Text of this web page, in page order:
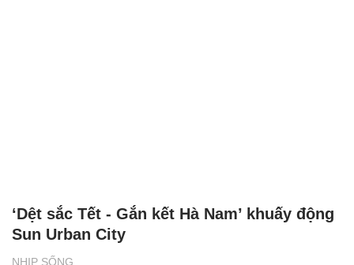
NHỊP SỐNG
‘Dệt sắc Tết - Gắn kết Hà Nam’ khuấy động
Sun Urban City